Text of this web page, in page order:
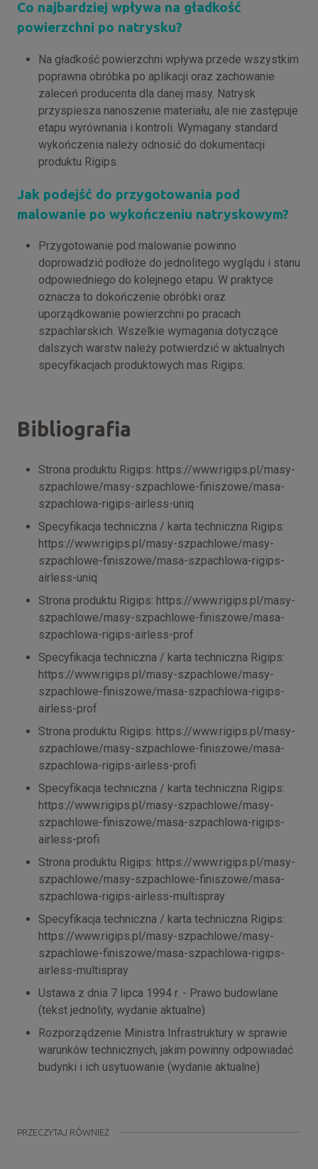
Co najbardziej wpływa na gładkość
powierzchni po natrysku?
Na gładkość powierzchni wpływa przede wszystkim
poprawna obróbka po aplikacji oraz zachowanie
zaleceń producenta dla danej masy. Natrysk
przyspiesza nanoszenie materiału, ale nie zastępuje
etapu wyrównania i kontroli. Wymagany standard
wykończenia należy odnosić do dokumentacji
produktu Rigips.
Jak podejść do przygotowania pod
malowanie po wykończeniu natryskowym?
Przygotowanie pod malowanie powinno
doprowadzić podłoże do jednolitego wyglądu i stanu
odpowiedniego do kolejnego etapu. W praktyce
oznacza to dokończenie obróbki oraz
uporządkowanie powierzchni po pracach
szpachlarskich. Wszelkie wymagania dotyczące
dalszych warstw należy potwierdzić w aktualnych
specyfikacjach produktowych mas Rigips.
Bibliografia
Strona produktu Rigips: https://www.rigips.pl/masy-
szpachlowe/masy-szpachlowe-finiszowe/masa-
szpachlowa-rigips-airless-uniq
Specyfikacja techniczna / karta techniczna Rigips:
https://www.rigips.pl/masy-szpachlowe/masy-
szpachlowe-finiszowe/masa-szpachlowa-rigips-
airless-uniq
Strona produktu Rigips: https://www.rigips.pl/masy-
szpachlowe/masy-szpachlowe-finiszowe/masa-
szpachlowa-rigips-airless-prof
Specyfikacja techniczna / karta techniczna Rigips:
https://www.rigips.pl/masy-szpachlowe/masy-
szpachlowe-finiszowe/masa-szpachlowa-rigips-
airless-prof
Strona produktu Rigips: https://www.rigips.pl/masy-
szpachlowe/masy-szpachlowe-finiszowe/masa-
szpachlowa-rigips-airless-profi
Specyfikacja techniczna / karta techniczna Rigips:
https://www.rigips.pl/masy-szpachlowe/masy-
szpachlowe-finiszowe/masa-szpachlowa-rigips-
airless-profi
Strona produktu Rigips: https://www.rigips.pl/masy-
szpachlowe/masy-szpachlowe-finiszowe/masa-
szpachlowa-rigips-airless-multispray
Specyfikacja techniczna / karta techniczna Rigips:
https://www.rigips.pl/masy-szpachlowe/masy-
szpachlowe-finiszowe/masa-szpachlowa-rigips-
airless-multispray
Ustawa z dnia 7 lipca 1994 r. - Prawo budowlane
(tekst jednolity, wydanie aktualne)
Rozporządzenie Ministra Infrastruktury w sprawie
warunków technicznych, jakim powinny odpowiadać
budynki i ich usytuowanie (wydanie aktualne)
PRZECZYTAJ RÓWNIEŻ